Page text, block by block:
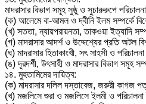
মাদরাসার বিভাগ সমূহ সুষ্ঠু ও সুচারুরুপে
(ক) আলেমে বা-আমল ও দ্বীনি ইলম সম্পর্কে
(খ) সততা, ন্যায়পরায়নতা, তাকওয়া ইত্যাদি
(গ) মাদরাসার আদর্শ ও উদ্দেশ্যের প্রতি অটল
(ঘ) মাদরাসার হিতাকাংখী, সৎ সাহসী ও
(ঙ) দূরদর্শী, উৎসাহী ও মাদরাসার বিভাগ সমূহ
১৪. মুহতামিমের দায়িত্ব:
(ক) মাদরাসার দলিল দস্তাবেজ, জরুরী কাগজ
(খ) মজলিসে শুরা ও মজলিসে ইলমী ও